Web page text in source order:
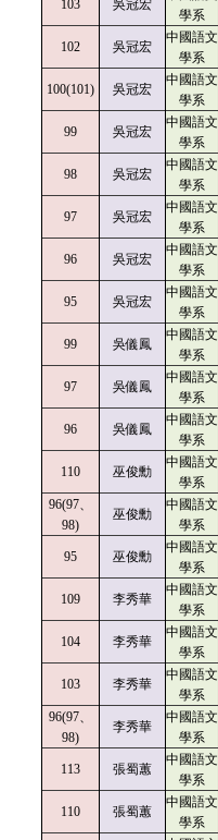
103 吳冠宏
學系
102 吳冠宏
中國語文
學系
100(101) 吳冠宏
中國語文
學系
99 吳冠宏
中國語文
學系
98 吳冠宏
中國語文
學系
97 吳冠宏
中國語文
學系
96 吳冠宏
中國語文
學系
95 吳冠宏
中國語文
學系
99 吳儀鳳
中國語文
學系
97 吳儀鳳
中國語文
學系
96 吳儀鳳
中國語文
學系
110 巫俊勳
中國語文
學系
96(97、
98)
巫俊勳
中國語文
學系
95 巫俊勳
中國語文
學系
109 李秀華
中國語文
學系
104 李秀華
中國語文
學系
103 李秀華
中國語文
學系
96(97、
98)
李秀華
中國語文
學系
113 張蜀蕙
中國語文
學系
110 張蜀蕙
中國語文
學系